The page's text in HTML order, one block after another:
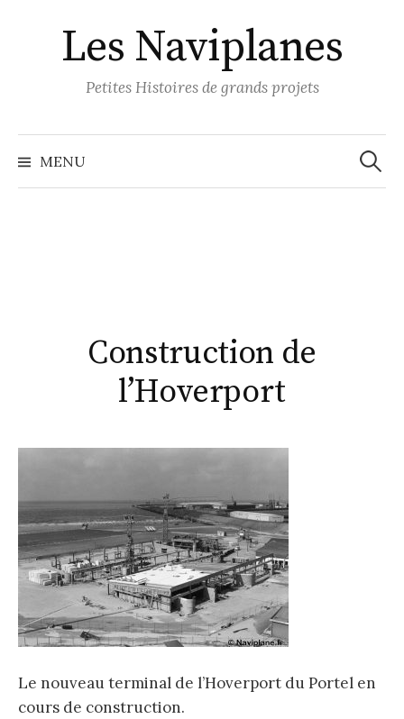
o
c
Les Naviplanes
Petites Histoires de grands projets
MENU e
c
Construction de
l’Hoverport
Le nouveau terminal de l’Hoverport du Portel en
cours de construction.